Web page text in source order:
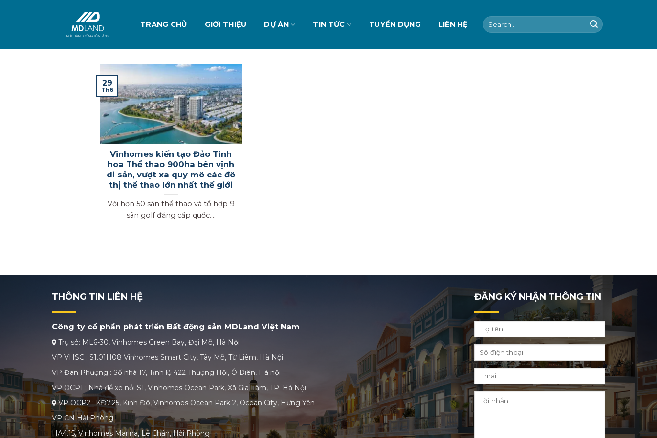
TRANG CHỦ GIỚI THIỆU DỰ ÁN TIN TỨC TUYỂN DỤNG LIÊN HỆ
Search
for:
Vinhomes kiến tạo Đảo Tinh
hoa Thể thao 900ha bên vịnh
di sản, vượt xa quy mô các đô
thị thể thao lớn nhất thế giới
Với hơn 50 sân thể thao và tổ hợp 9
sân golf đẳng cấp quốc....
29
Th6
THÔNG TIN LIÊN HỆ
Công ty cổ phần phát triển Bất động sản MDLand Việt Nam
Trụ sở: ML6-30, Vinhomes Green Bay, Đại Mỗ, Hà Nội
VP VHSC : S1.01H08 Vinhomes Smart City, Tây Mỗ, Từ Liêm, Hà Nội
VP Đan Phượng : Số nhà 17, Tỉnh lộ 422 Thượng Hội, Ô Diên, Hà nội
VP OCP1 : Nhà để xe nổi S1, Vinhomes Ocean Park, Xã Gia Lâm, TP. Hà Nội
VP OCP2 : KĐ7.25, Kinh Đô, Vinhomes Ocean Park 2, Ocean City, Hưng Yên
VP CN Hải Phòng :
HA4.15, Vinhomes Marina, Lê Chân, Hải Phòng
ĐĂNG KÝ NHẬN THÔNG TIN